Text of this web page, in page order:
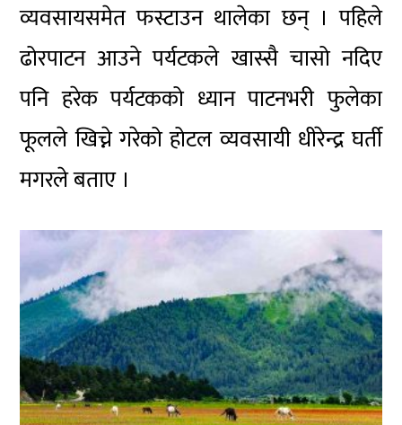
व्यवसायसमेत फस्टाउन थालेका छन् । पहिले
ढोरपाटन आउने पर्यटकले खास्सै चासो नदिए
पनि हरेक पर्यटकको ध्यान पाटनभरी फुलेका
फूलले खिच्ने गरेको होटल व्यवसायी धीरेन्द्र घर्ती
मगरले बताए ।